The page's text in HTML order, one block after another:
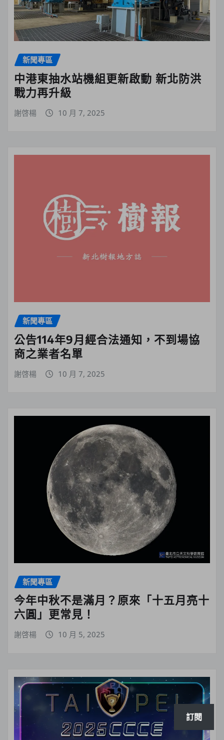
新聞專區
中港東抽水站機組更新啟動 新北防洪
戰力再升級
謝啓楊 10 月 7, 2025
新聞專區
公告114年9月經合法通知，不到場協
商之業者名單
謝啓楊 10 月 7, 2025
新聞專區
今年中秋不是滿月？原來「十五月亮十
六圓」更常見！
謝啓楊 10 月 5, 2025
訂閱